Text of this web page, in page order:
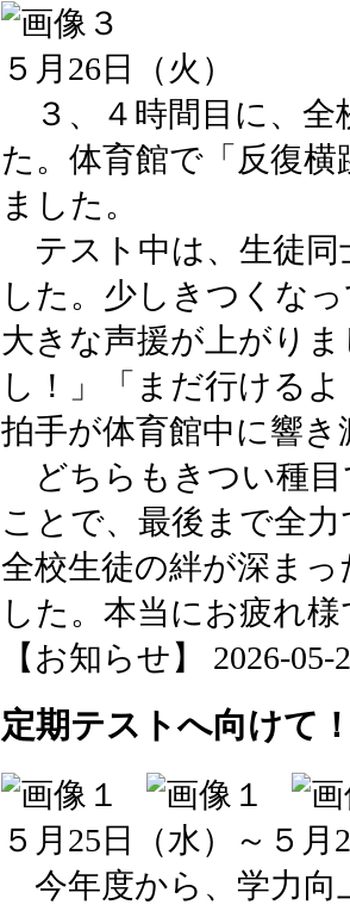
５月26日（火）
３、４時間目に、全
た。体育館で「反復
ました。
テスト中は、生徒同
した。少しきつくな
大きな声援が上がり
し！」「まだ行ける
拍手が体育館中に響
どちらもきつい種目
ことで、最後まで全
全校生徒の絆が深ま
した。本当にお疲れ
【お知らせ】 2026-05-
定期テストへ向けて
５月25日（水）～５月
今年度から、学力向